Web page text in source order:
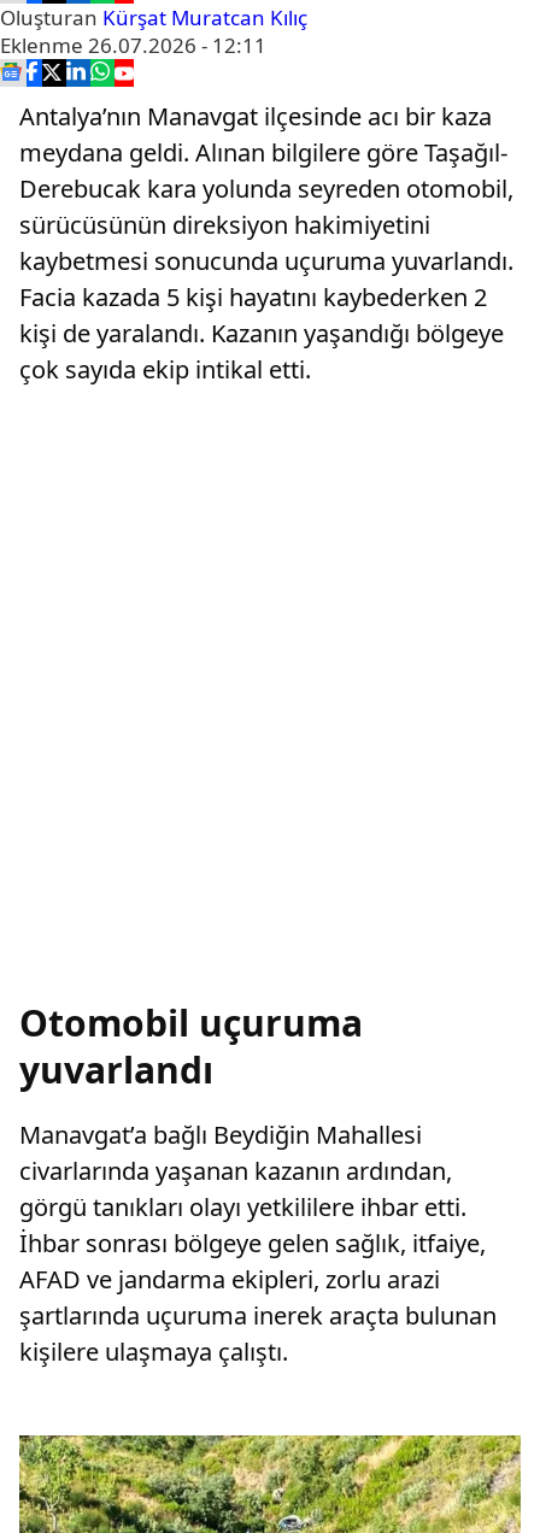
Oluşturan Kürşat Muratcan Kılıç
Eklenme 26.07.2026 - 12:11
Antalya’nın Manavgat ilçesinde acı bir kaza
meydana geldi. Alınan bilgilere göre Taşağıl-
Derebucak kara yolunda seyreden otomobil,
sürücüsünün direksiyon hakimiyetini
kaybetmesi sonucunda uçuruma yuvarlandı.
Facia kazada 5 kişi hayatını kaybederken 2
kişi de yaralandı. Kazanın yaşandığı bölgeye
çok sayıda ekip intikal etti.
Otomobil uçuruma
yuvarlandı
Manavgat’a bağlı Beydiğin Mahallesi
civarlarında yaşanan kazanın ardından,
görgü tanıkları olayı yetkililere ihbar etti.
İhbar sonrası bölgeye gelen sağlık, itfaiye,
AFAD ve jandarma ekipleri, zorlu arazi
şartlarında uçuruma inerek araçta bulunan
kişilere ulaşmaya çalıştı.